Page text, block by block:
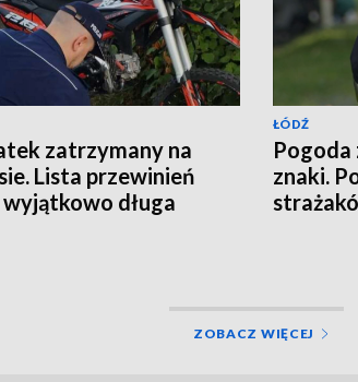
zatrzymany na
Lista przewinień
wyjątkowo długa
ŁÓDŹ
Pogoda
znaki.
ZOBACZ WIĘCEJ